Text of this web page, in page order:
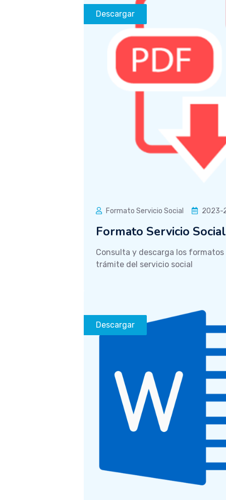
Descargar
Formato Servicio Social 2023-
Formato Servicio Social
Consulta y descarga los formatos
trámite del servicio social
Descargar